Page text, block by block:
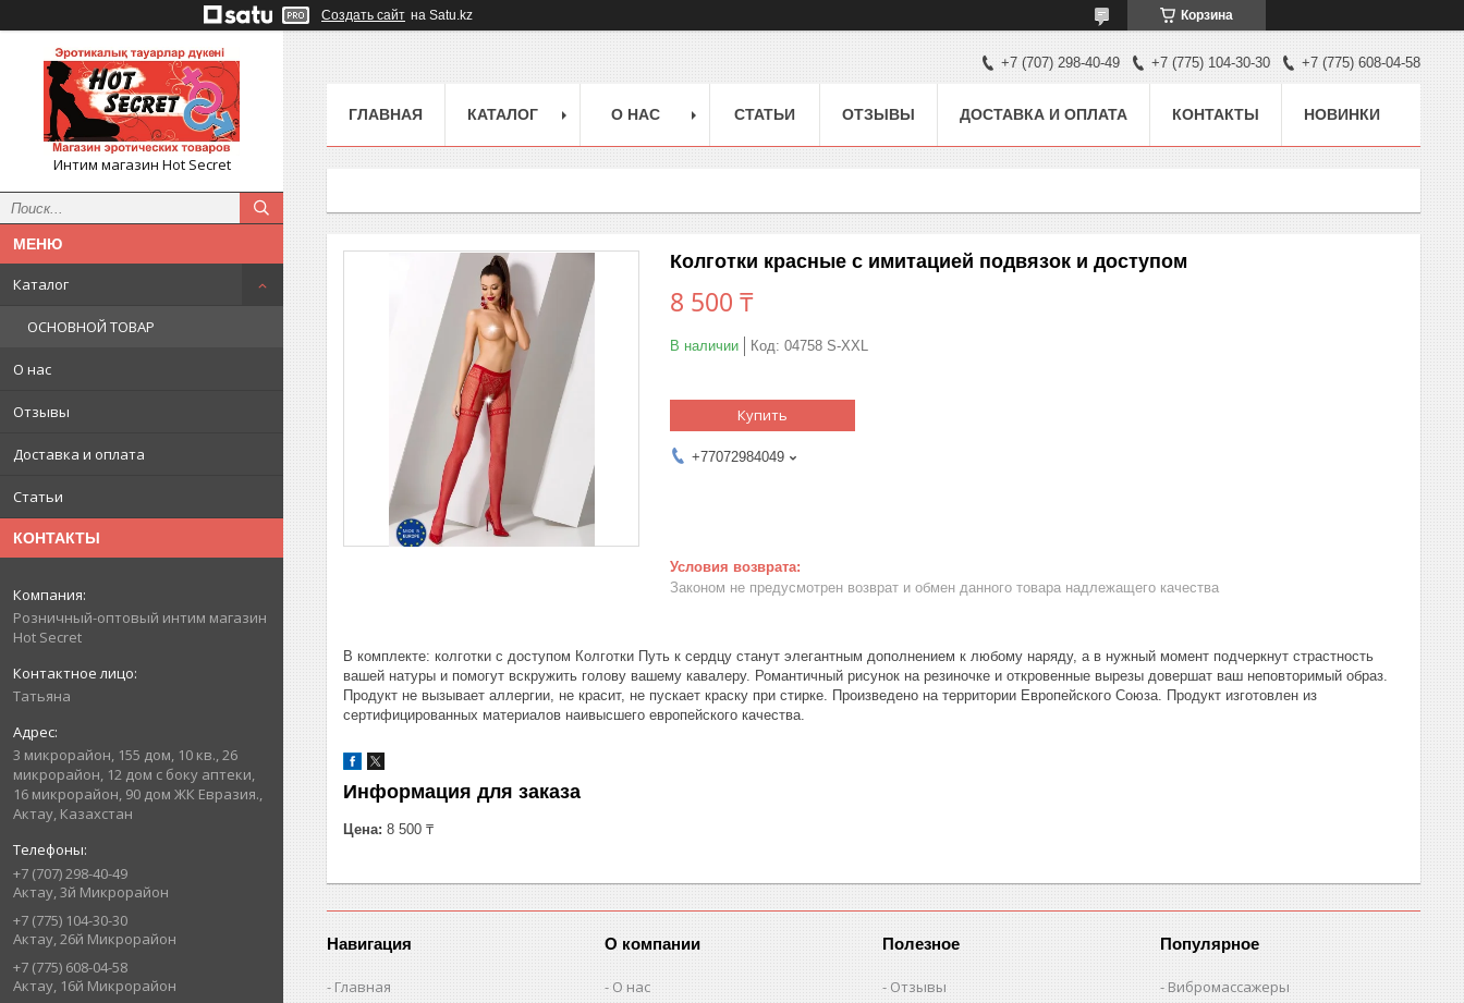
Создать сайт на Satu.kz Корзина
Интим магазин Hot Secret
Каталог
ОСНОВНОЙ ТОВАР
О нас
Отзывы
Доставка и оплата
Статьи
КОНТАКТЫ
Розничный-оптовый интим магазин
Hot Secret
Татьяна
3 микрорайон, 155 дом, 10 кв., 26
микрорайон, 12 дом с боку аптеки,
16 микрорайон, 90 дом ЖК Евразия.,
Актау, Казахстан
+7 (707) 298-40-49
Актау, 3й Микрорайон
+7 (775) 104-30-30
Актау, 26й Микрорайон
+7 (775) 608-04-58
Актау, 16й Микрорайон
+7 (707) 298-40-49 +7 (775) 104-30-30 +7 (775) 608-04-58
ГЛАВНАЯ КАТАЛОГ О НАС СТАТЬИ ОТЗЫВЫ ДОСТАВКА И ОПЛАТА КОНТАКТЫ НОВИНКИ
Колготки красные с имитацией подвязок и доступом
8 500 ₸
В наличии Код: 04758 S-XXL
Купить
+77072984049
Законом не предусмотрен возврат и обмен данного товара надлежащего качества
В комплекте: колготки с доступом Колготки Путь к сердцу станут элегантным дополнением к любому наряду, а в нужный момент подчеркнут страстность
вашей натуры и помогут вскружить голову вашему кавалеру. Романтичный рисунок на резиночке и откровенные вырезы довершат ваш неповторимый образ.
Продукт не вызывает аллергии, не красит, не пускает краску при стирке. Произведено на территории Европейского Союза. Продукт изготовлен из
сертифицированных материалов наивысшего европейского качества.
Информация для заказа
Цена: 8 500 ₸
Навигация
Главная
О компании
О нас
Полезное
Отзывы
Популярное
Вибромассажеры